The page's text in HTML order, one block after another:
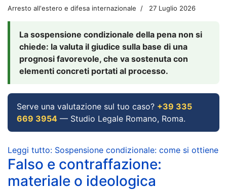
Arresto all'estero e difesa internazionale 27 Luglio 2026
La sospensione condizionale della pena non si
chiede: la valuta il giudice sulla base di una
prognosi favorevole, che va sostenuta con
elementi concreti portati al processo.
Serve una valutazione sul tuo caso? +39 335
669 3954 — Studio Legale Romano, Roma.
Leggi tutto: Sospensione condizionale: come si ottiene
Falso e contraffazione:
materiale o ideologica